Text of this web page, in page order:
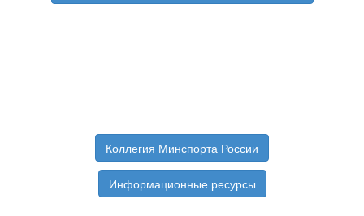
Коллегия Минспорта России
Информационные ресурсы